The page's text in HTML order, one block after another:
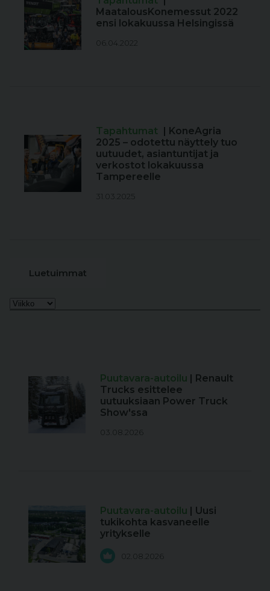
MaatalousKonemessut 2022
ensi lokakuussa Helsingissä
06.04.2022
Tapahtumat
| KoneAgria
2025 – odotettu näyttely tuo
uutuudet, asiantuntijat ja
verkostot lokakuussa
Tampereelle
31.03.2025
Luetuimmat
Puutavara-autoilu | Renault
Trucks esittelee
uutuuksiaan Power Truck
Show'ssa
03.08.2026
Puutavara-autoilu | Uusi
tukikohta kasvaneelle
yritykselle
02.08.2026